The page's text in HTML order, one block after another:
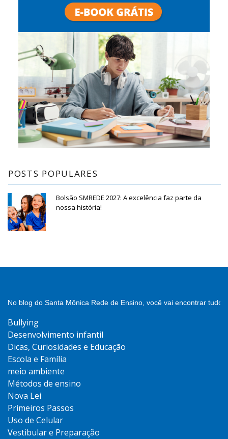
POSTS POPULARES
Bolsão SMREDE 2027: A excelência faz parte da
nossa história!
No blog do Santa Mônica Rede de Ensino, você vai encontrar
Bullying
Desenvolvimento infantil
Dicas, Curiosidades e Educação
Escola e Família
meio ambiente
Métodos de ensino
Nova Lei
Primeiros Passos
Uso de Celular
Vestibular e Preparação